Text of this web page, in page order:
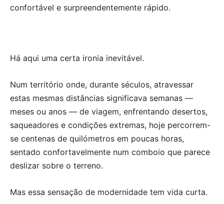
confortável e surpreendentemente rápido.
Há aqui uma certa ironia inevitável.
Num território onde, durante séculos, atravessar
estas mesmas distâncias significava semanas —
meses ou anos — de viagem, enfrentando desertos,
saqueadores e condições extremas, hoje percorrem-
se centenas de quilómetros em poucas horas,
sentado confortavelmente num comboio que parece
deslizar sobre o terreno.
Mas essa sensação de modernidade tem vida curta.